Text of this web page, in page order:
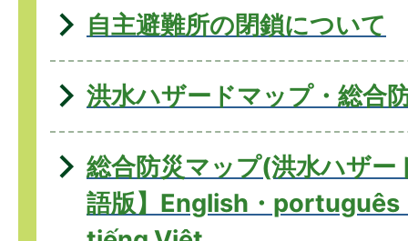
自主避難所の閉鎖について
洪水ハザードマップ・総合
総合防災マップ(洪水ハザー
語版】English・português